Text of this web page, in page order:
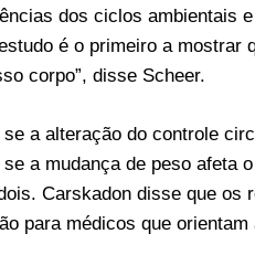
dos ciclos ambientais
é o primeiro a mostrar
corpo”, disse Scheer.
a alteração do controle
a mudança de peso afeta
Carskadon disse que os
para médicos que